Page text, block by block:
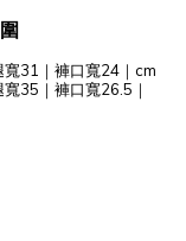
寬31 ｜ 褲口寬24 ｜cm
寬35 ｜ 褲口寬26.5 ｜